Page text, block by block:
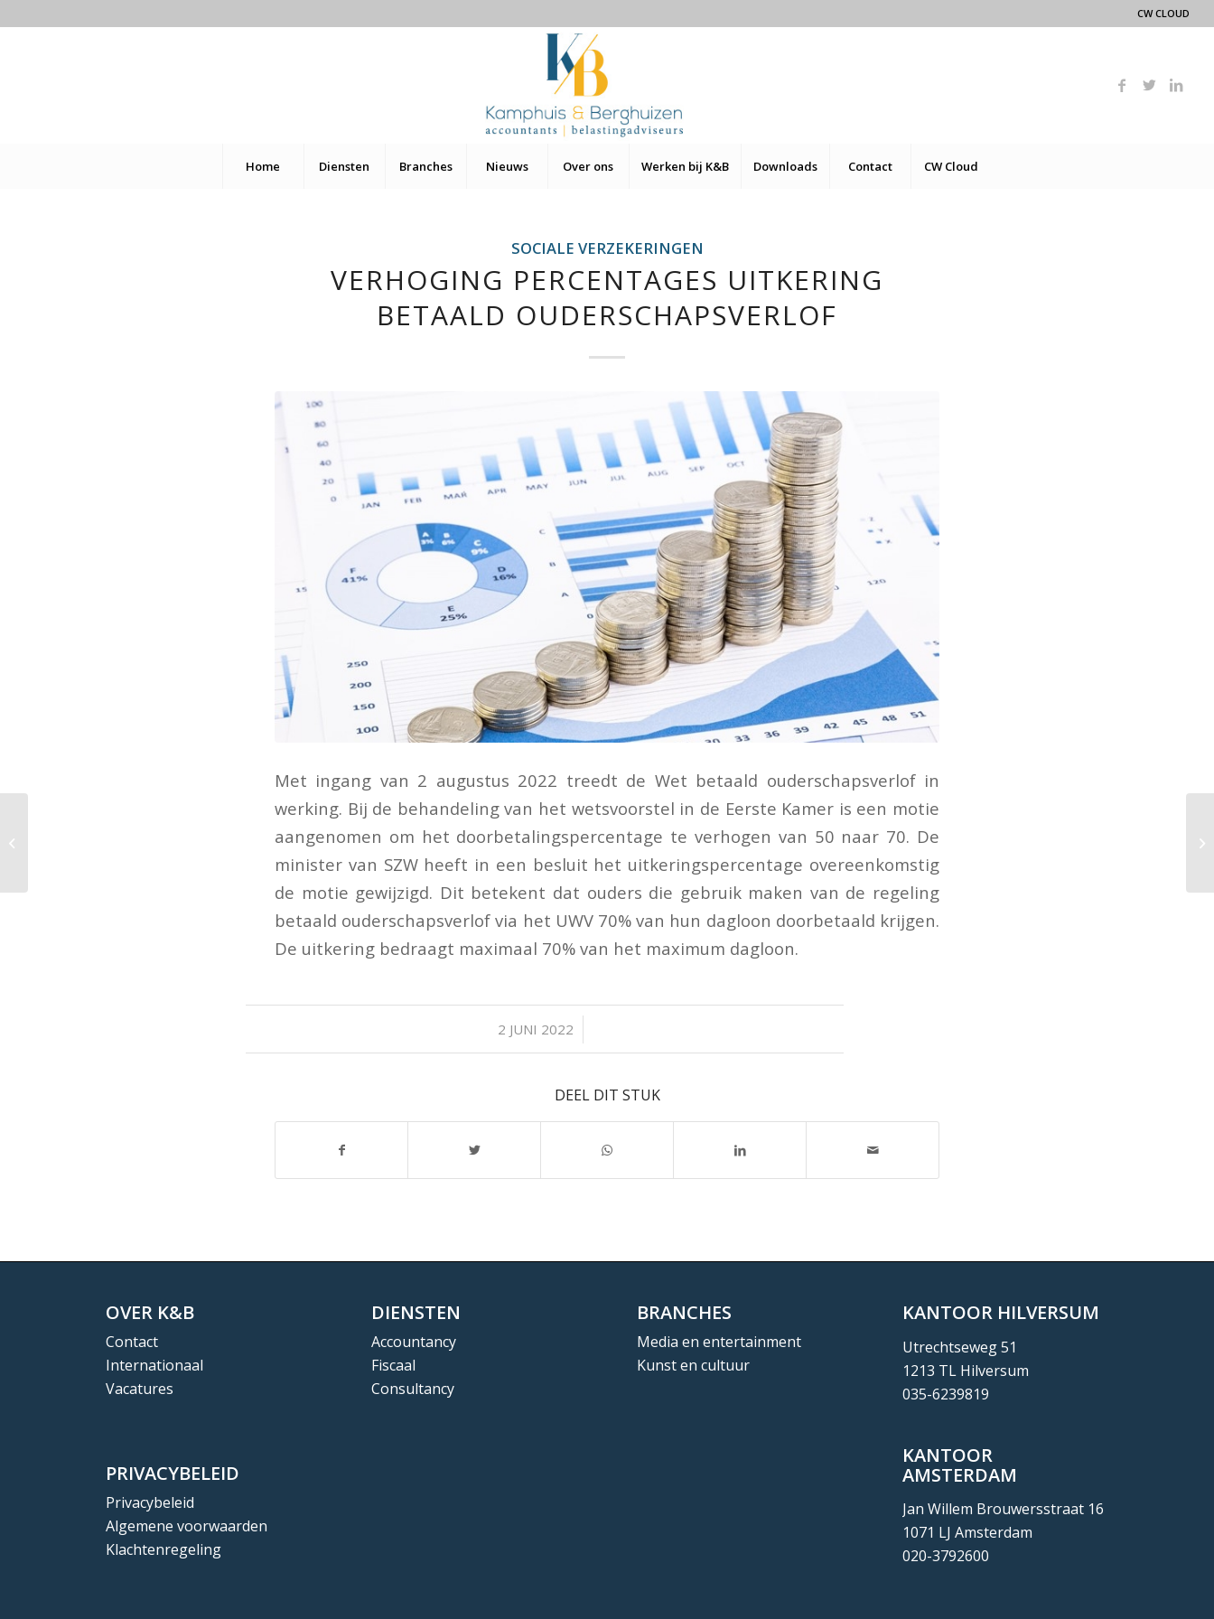
CW CLOUD
Home Diensten Branches Nieuws Over ons Werken bij K&B Downloads Contact CW Cloud
SOCIALE VERZEKERINGEN
VERHOGING PERCENTAGES UITKERING
BETAALD OUDERSCHAPSVERLOF
Met ingang van 2 augustus 2022 treedt de Wet betaald ouderschapsverlof in
werking. Bij de behandeling van het wetsvoorstel in de Eerste Kamer is een motie
aangenomen om het doorbetalingspercentage te verhogen van 50 naar 70. De
minister van SZW heeft in een besluit het uitkeringspercentage overeenkomstig
de motie gewijzigd. Dit betekent dat ouders die gebruik maken van de regeling
betaald ouderschapsverlof via het UWV 70% van hun dagloon doorbetaald krijgen.
De uitkering bedraagt maximaal 70% van het maximum dagloon.
2 JUNI 2022
/
DEEL DIT STUK
OVER K&B
Contact
Internationaal
Vacatures
PRIVACYBELEID
Privacybeleid
Algemene voorwaarden
Klachtenregeling
DIENSTEN
Accountancy
Fiscaal
Consultancy
BRANCHES
Media en entertainment
Kunst en cultuur
KANTOOR HILVERSUM
Utrechtseweg 51
1213 TL Hilversum
035-6239819
KANTOOR
AMSTERDAM
Jan Willem Brouwersstraat 16
1071 LJ Amsterdam
020-3792600